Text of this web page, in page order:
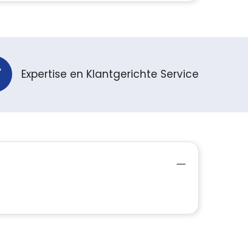
Expertise en Klantgerichte Service